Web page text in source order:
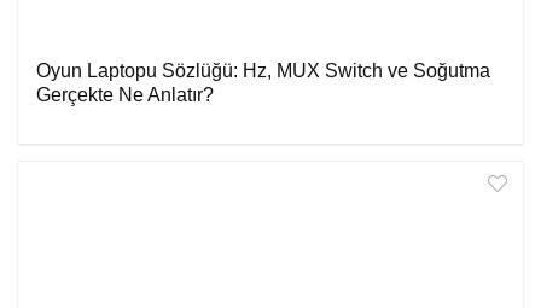
Oyun Laptopu Sözlüğü: Hz, MUX Switch ve Soğutma
Gerçekte Ne Anlatır?